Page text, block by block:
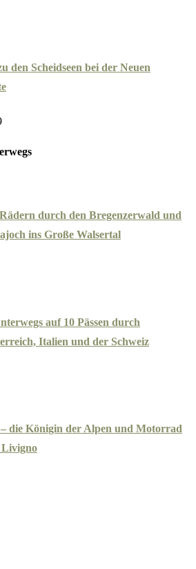
den Scheidseen bei der Neuen
durch den Bregenzerwald und
ins Große Walsertal
auf 10 Pässen durch
Italien und der Schweiz
die Königin der Alpen und Motorrad